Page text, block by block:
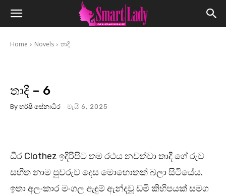
Home Novels තාදී
තාදී – 6
By හර්ෂි සේනාධීර මැයි 6, 2025
ධීර Clothez ඉදිරිපිට තම රථය නවත්වා තාදී ගේ රුව
සහිත නාම පුවරුව දෙස මොහොතක් බලා සිටියේය.
ඉතා අලංකාර මංගල ඇඳුම් ඇන්දවූ ඩමි කිහිපයක් සමග